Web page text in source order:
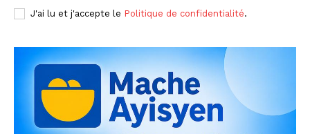
J'ai lu et j'accepte le Politique de confidentialité.